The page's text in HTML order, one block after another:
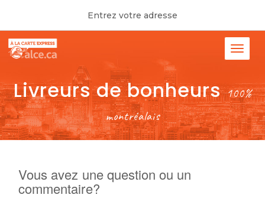
Entrez votre adresse
Livreurs de bonheurs100%
montréalais
Vous avez une question ou un
commentaire?